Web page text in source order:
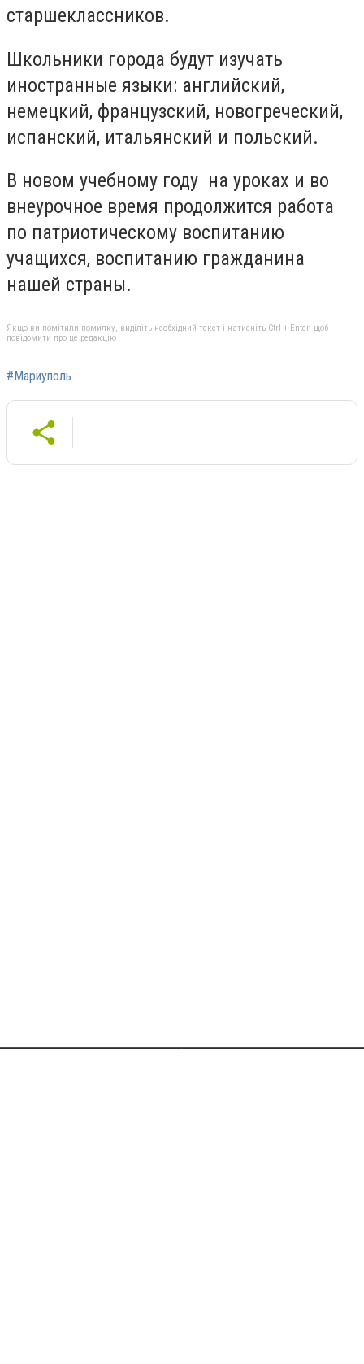
старшеклассников.
Школьники города будут изучать
иностранные языки: английский,
немецкий, французский, новогреческий,
испанский, итальянский и польский.
В новом учебному году на уроках и во
внеурочное время продолжится работа
по патриотическому воспитанию
учащихся, воспитанию гражданина
нашей страны.
Якщо ви помітили помилку, виділіть необхідний текст і натисніть Ctrl + Enter, щоб
повідомити про це редакцію
#Мариуполь